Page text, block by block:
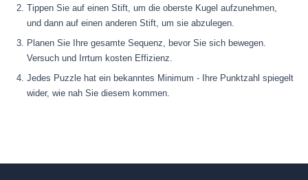
Tippen Sie auf einen Stift, um die oberste Kugel aufzunehmen,
und dann auf einen anderen Stift, um sie abzulegen.
Planen Sie Ihre gesamte Sequenz, bevor Sie sich bewegen.
Versuch und Irrtum kosten Effizienz.
Jedes Puzzle hat ein bekanntes Minimum - Ihre Punktzahl spiegelt
wider, wie nah Sie diesem kommen.